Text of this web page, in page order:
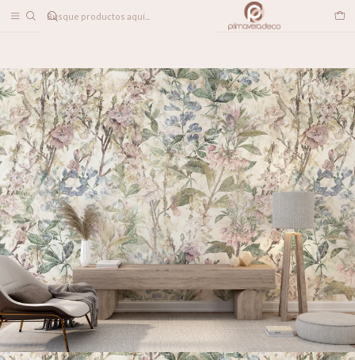
PAPELES MURALES FLORALES